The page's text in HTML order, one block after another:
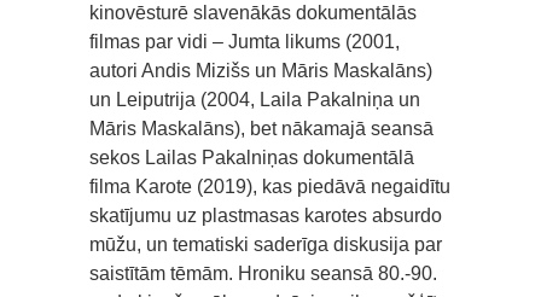
kinovēsturē slavenākās dokumentālās
filmas par vidi – Jumta likums (2001,
autori Andis Mizišs un Māris Maskalāns)
un Leiputrija (2004, Laila Pakalniņa un
Māris Maskalāns), bet nākamajā seansā
sekos Lailas Pakalniņas dokumentālā
filma Karote (2019), kas piedāvā negaidītu
skatījumu uz plastmasas karotes absurdo
mūžu, un tematiski saderīga diskusija par
saistītām tēmām. Hroniku seansā 80.-90.